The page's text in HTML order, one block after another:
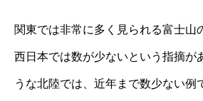
関東では非常に多く見られる富士山
西日本では数が少ないという指摘が
うな北陸では、近年まで数少ない例